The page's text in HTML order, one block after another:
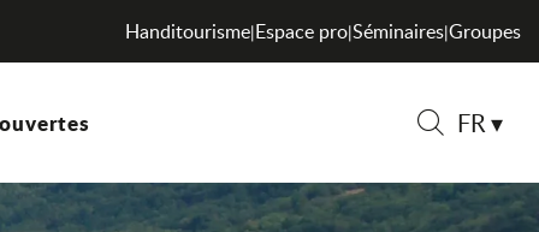
FR
Handitourisme|Espace pro|Séminaires|Groupes